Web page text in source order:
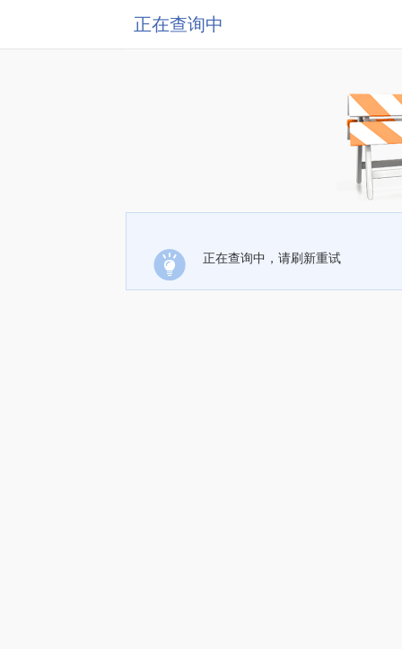
正在查询中
正在查询中，请刷新重试